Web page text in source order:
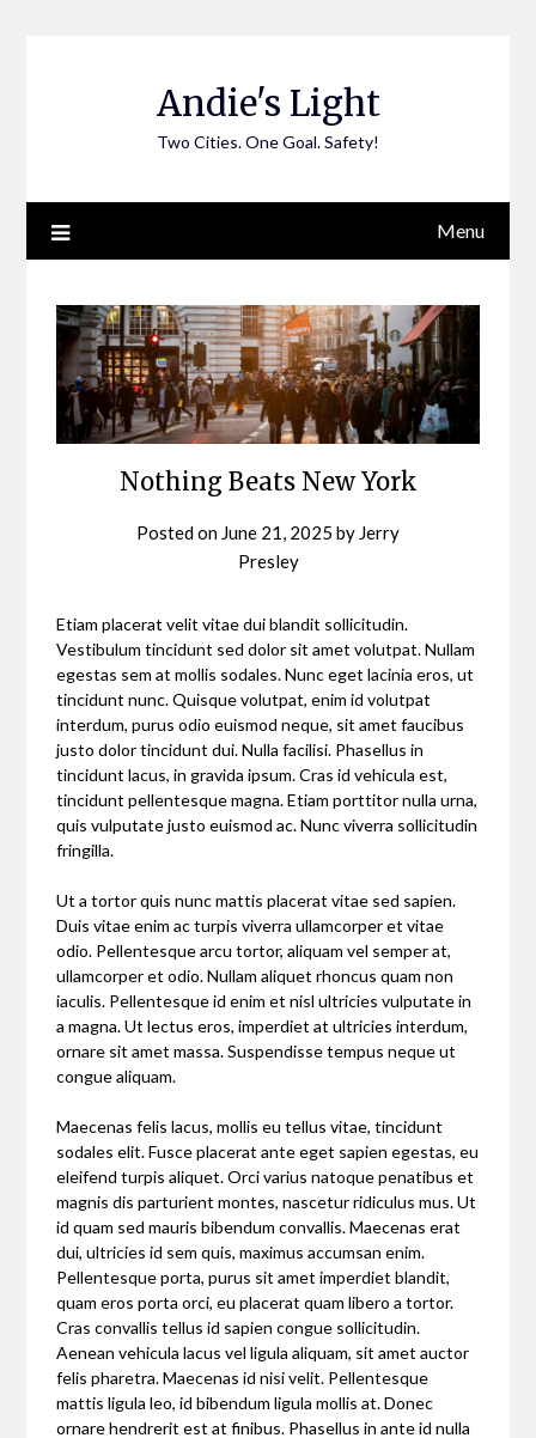
Andie's Light
Two Cities. One Goal. Safety!
Menu
Nothing Beats New York
Posted on June 21, 2025 by Jerry
Presley
Etiam placerat velit vitae dui blandit sollicitudin.
Vestibulum tincidunt sed dolor sit amet volutpat. Nullam
egestas sem at mollis sodales. Nunc eget lacinia eros, ut
tincidunt nunc. Quisque volutpat, enim id volutpat
interdum, purus odio euismod neque, sit amet faucibus
justo dolor tincidunt dui. Nulla facilisi. Phasellus in
tincidunt lacus, in gravida ipsum. Cras id vehicula est,
tincidunt pellentesque magna. Etiam porttitor nulla urna,
quis vulputate justo euismod ac. Nunc viverra sollicitudin
fringilla.
Ut a tortor quis nunc mattis placerat vitae sed sapien.
Duis vitae enim ac turpis viverra ullamcorper et vitae
odio. Pellentesque arcu tortor, aliquam vel semper at,
ullamcorper et odio. Nullam aliquet rhoncus quam non
iaculis. Pellentesque id enim et nisl ultricies vulputate in
a magna. Ut lectus eros, imperdiet at ultricies interdum,
ornare sit amet massa. Suspendisse tempus neque ut
congue aliquam.
Maecenas felis lacus, mollis eu tellus vitae, tincidunt
sodales elit. Fusce placerat ante eget sapien egestas, eu
eleifend turpis aliquet. Orci varius natoque penatibus et
magnis dis parturient montes, nascetur ridiculus mus. Ut
id quam sed mauris bibendum convallis. Maecenas erat
dui, ultricies id sem quis, maximus accumsan enim.
Pellentesque porta, purus sit amet imperdiet blandit,
quam eros porta orci, eu placerat quam libero a tortor.
Cras convallis tellus id sapien congue sollicitudin.
Aenean vehicula lacus vel ligula aliquam, sit amet auctor
felis pharetra. Maecenas id nisi velit. Pellentesque
mattis ligula leo, id bibendum ligula mollis at. Donec
ornare hendrerit est at finibus. Phasellus in ante id nulla